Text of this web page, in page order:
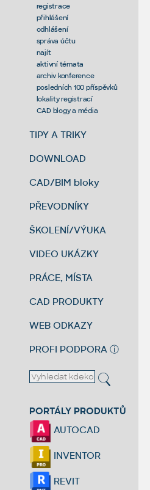
registrace
přihlášení
odhlášení
správa účtu
najít
aktivní témata
archiv konference
posledních 100 příspěvků
lokality registrací
CAD blogy a média
TIPY A TRIKY
DOWNLOAD
CAD/BIM bloky
PŘEVODNÍKY
ŠKOLENÍ/VÝUKA
VIDEO UKÁZKY
PRÁCE, MÍSTA
CAD PRODUKTY
WEB ODKAZY
PROFI PODPORA ⓘ
PORTÁLY PRODUKTŮ
AUTOCAD
INVENTOR
REVIT